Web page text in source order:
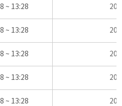
~ 13:28
~ 13:28
~ 13:28
~ 13:28
~ 13:28